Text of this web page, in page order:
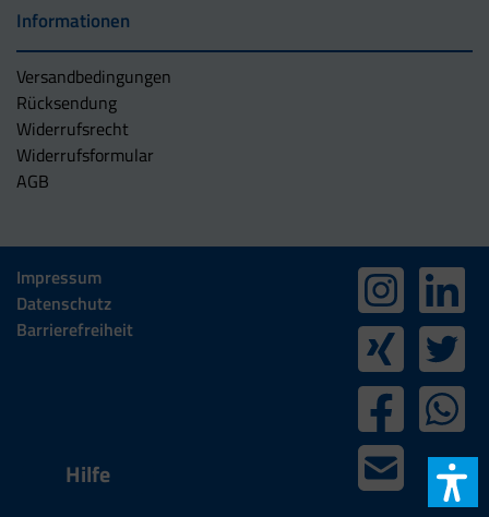
Informationen
Versandbedingungen
Rücksendung
Widerrufsrecht
Widerrufsformular
AGB
Impressum
Datenschutz
Barrierefreiheit
Hilfe